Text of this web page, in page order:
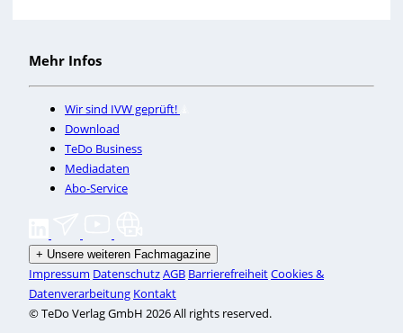
Mehr Infos
Wir sind IVW geprüft!
Download
TeDo Business
Mediadaten
Abo-Service
+ Unsere weiteren Fachmagazine
Impressum DatenschutzAGB BarrierefreiheitCookies &
Datenverarbeitung Kontakt
© TeDo Verlag GmbH 2026 All rights reserved.